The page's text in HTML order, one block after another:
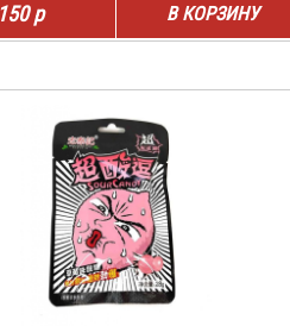
150 р В КОРЗИНУ